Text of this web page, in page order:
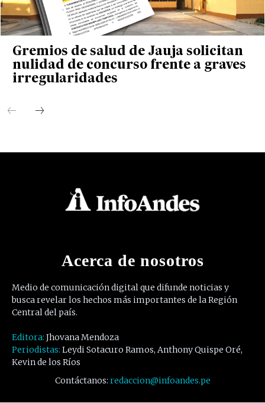
Gremios de salud de Jauja solicitan
nulidad de concurso frente a graves
irregularidades
Acerca de nosotros
Medio de comunicación digital que difunde noticias y
busca revelar los hechos más importantes de la Región
Central del país.
Editora: Jhovana Mendoza
Periodistas: Leydi Sotacuro Ramos, Anthony Quispe Oré,
Kevin de los Ríos
Contáctanos: redaccion@infoandes.pe